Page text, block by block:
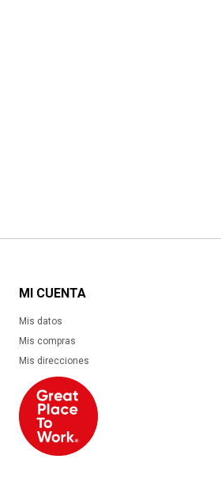
MI CUENTA
Mis datos
Mis compras
Mis direcciones